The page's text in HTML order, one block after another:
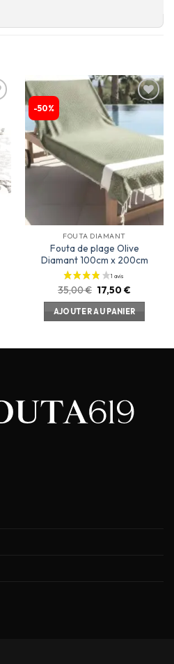
-50%
Ajouter
d’envies
FOUTA DIAMANT
Fouta de plage Olive
Diamant 100cm x 200cm
35,00€ 17,50€
AJOUTER AU PANIER